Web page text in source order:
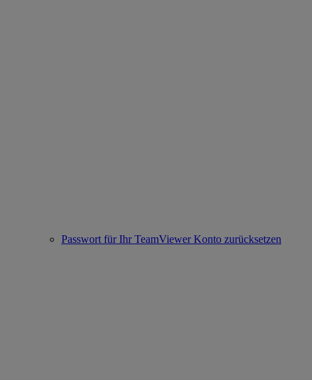
Passwort für Ihr TeamViewer Konto zurücksetzen